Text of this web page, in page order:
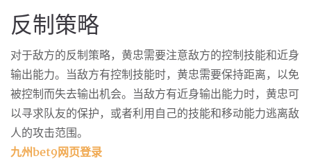
反制策略
对于敌方的反制策略，黄忠需要注意敌方的控制技能和近身
输出能力。当敌方有控制技能时，黄忠需要保持距离，以免
被控制而失去输出机会。当敌方有近身输出能力时，黄忠可
以寻求队友的保护，或者利用自己的技能和移动能力逃离敌
人的攻击范围。
九州bet9网页登录